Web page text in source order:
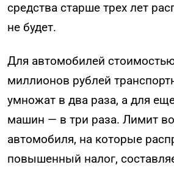
средства старше трех лет
не будет.
Для автомобилей
миллионов рублей
умножат в два раза, а для
машин — в три раза. Лимит
автомобиля, на которые
повышенный налог,